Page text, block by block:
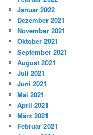
Januar 2022
Dezember 2021
November 2021
Oktober 2021
September 2021
August 2021
Juli 2021
Juni 2021
Mai 2021
April 2021
März 2021
Februar 2021